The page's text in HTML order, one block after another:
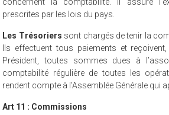
concernent la comptabilité. Il assure
prescrites par les lois du pays.
Les Trésoriers sont chargés de tenir la
Ils effectuent tous paiements et
Président, toutes sommes dues à
comptabilité régulière de toutes les
rendent compte à l’Assemblée Générale qui
Art 11 : Commissions